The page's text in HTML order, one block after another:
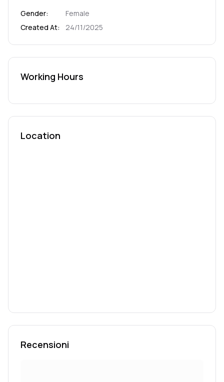
Gender:
Female
Created At: 24/11/2025
Working Hours
Location
Recensioni